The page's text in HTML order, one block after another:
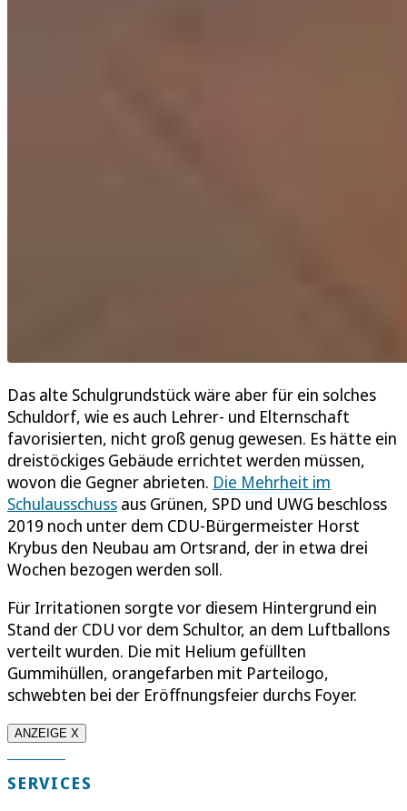
Das alte Schulgrundstück wäre aber für ein solches
Schuldorf, wie es auch Lehrer- und Elternschaft
favorisierten, nicht groß genug gewesen. Es hätte ein
dreistöckiges Gebäude errichtet werden müssen,
wovon die Gegner abrieten. Die Mehrheit im
Schulausschuss aus Grünen, SPD und UWG beschloss
2019 noch unter dem CDU-Bürgermeister Horst
Krybus den Neubau am Ortsrand, der in etwa drei
Wochen bezogen werden soll.
Für Irritationen sorgte vor diesem Hintergrund ein
Stand der CDU vor dem Schultor, an dem Luftballons
verteilt wurden. Die mit Helium gefüllten
Gummihüllen, orangefarben mit Parteilogo,
schwebten bei der Eröffnungsfeier durchs Foyer.
ANZEIGE X
SERVICES